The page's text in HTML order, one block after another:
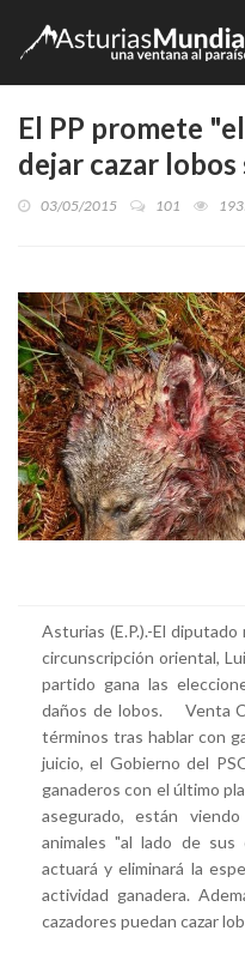
El PP promete
dejar cazar
03/05/2015 101
Asturias (E.P.).-El
circunscripción oriental,
partido gana las
daños de lobos. Venta
términos tras hablar con
juicio, el Gobierno del
ganaderos con el último
asegurado, están
animales "al lado de sus
actuará y eliminará la
actividad ganadera.
cazadores puedan cazar